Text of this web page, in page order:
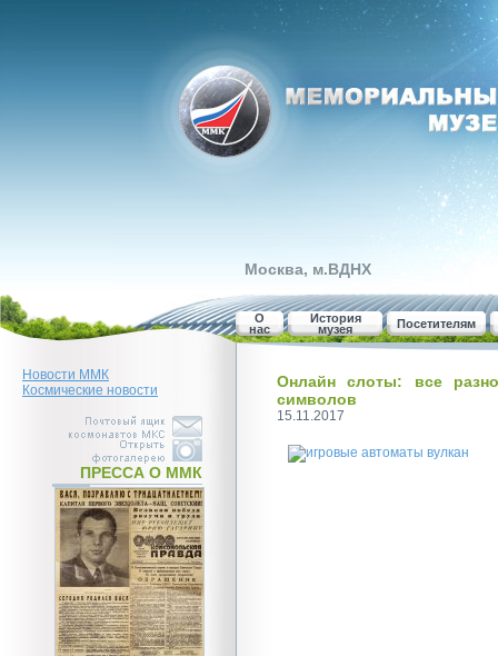
Москва, м.ВДНХ
О
нас
История
музея
Посетителям
Новости ММК
Космические новости
ПРЕССА О ММК
Онлайн слоты: все
символов
15.11.2017